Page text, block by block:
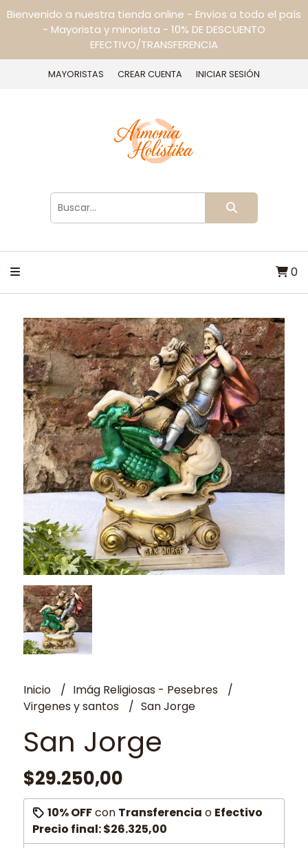
Bienvenido a nuestra tienda online - Envíos a todo el país
- Mayorista y minorista - 10% DE DESCUENTO
EFECTIVO/TRANSFERENCIA
MAYORISTAS CREAR CUENTA INICIAR SESIÓN
0
Inicio
Imág Religiosas - Pesebres
Virgenes y santos
San Jorge
San Jorge
$29.250,00
10% OFFcon Transferencia o Efectivo
Precio final:$26.325,00